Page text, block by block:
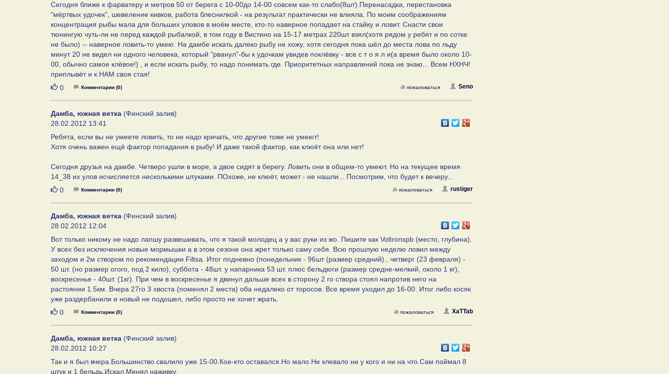
Сегодня ближе к фарватеру и метров 50 от берега с 10-00до 14-00 совсем как-то слабо(8шт).Перенасадка, перестановка
"мёртвых удочек", шевеление кивков, работа блеснилкой - на результат практически не влияла. По моим соображениям
концентрация рыбы мала для больших уловов в моём месте, кто-то наверное попадает на стайку и ловит. Снасти свои
тюнингую чуть-ли не перед каждой рыбалкой, в том году в Вистино на 15-17 метрах 220шт взял(хотя рядом у ребят и по сотке
не было) -- наверное ловить-то умею. На дамбе искать далеко рыбу не хожу, хотя сегодня пока шёл до места лова по льду
минут 20 не видел ни одного человека, который "рванул"-бы к удочкам увидев поклёвку - все с т о я л и(а время было около 10-
00, обычно самое клёвое!) , и если искать рыбу, то надо понимать где. Приоритетных направлений пока не знаю... Всем НХНЧ!
приплывёт и к НАМ своя стая!
Нравится
0 Комментарии (0) Seno
пожаловаться
Дамба, южная ветка (Финский залив)
28.02.2012 13:41
Ребята, если вы не умеете ловить, то не надо кричать, что другие тоже не умеют!
Хотя очень важен ещё фактор попадания в рыбу! И даже такой фактор, как клюёт она или нет!
Сегодня друзья на дамбе. Четверо ушли в море, а двое сидят в берегу. Ловить они в общем-то умеют. Но на текущее время
14_38 их улов исчисляется несколькими штуками. ПОхоже, не клюёт, может - не нашли... Посмотрим, что будет к вечеру...
Нравится
0 Комментарии (0) rustiger
пожаловаться
Дамба, южная ветка (Финский залив)
28.02.2012 12:04
Вот только никому не надо лапшу развешивать, что я такой молодец а у вас руки из жо. Пишите как Voltronspb (место, глубина).
У всех без исключения новые мормышки а в этом сезоне она жрет только саму себя. Всю прошлую неделю ловил между
заходом и 2м створом по рекомендации Filtsа. Итог подневно (понедельник - 96шт (размер средний)., четверг (23 февраля) -
50 шт. (но размер огого, под 2 кило), суббота - 48шт. у напарника 53 шт. плюс бельдюги (размер средне-мелкий, около 1 кг),
воскресенье - 40шт. (1кг). При чем в воскресенье я двинул дальше всех в сторону 2 го створа стоял напротив него на
растоянии 1.5км. Вчера 27го 3 хвоста (поменял 2 места) оба недалеко от торосов. Все время уходил до 16-00. Итог либо косяк
уже раздербанили и новый не подошел, либо просто не хочет жрать.
Нравится
0 Комментарии (0) XaTTab
пожаловаться
Дамба, южная ветка (Финский залив)
28.02.2012 10:27
Так и я был вчера.Большинство свалило уже 15-00.Кое-кто оставался.Но мало.Не клевало ни у кого и ни на что.Сам поймал 8
штук и 1 бельдь.Искал.Менял наживку.